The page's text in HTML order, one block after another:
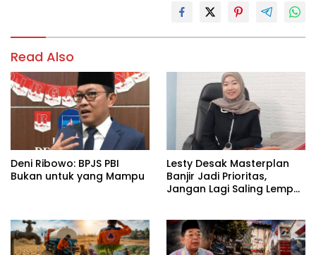
Read Also
Deni Ribowo: BPJS PBI
Bukan untuk yang Mampu
Lesty Desak Masterplan
Banjir Jadi Prioritas,
Jangan Lagi Saling Lempar